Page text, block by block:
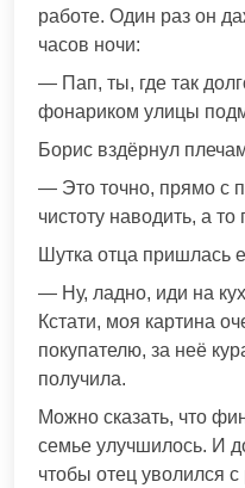
работе. Один раз он
часов ночи:
— Пап, ты, где так
фонариком улицы
Борис вздёрнул
— Это точно, прямо с
чистоту наводить, а то
Шутка отца пришлась
— Ну, ладно, иди на
Кстати, моя картина
покупателю, за неё
получила.
Можно сказать, что
семье улучшилось. И
чтобы отец уволился